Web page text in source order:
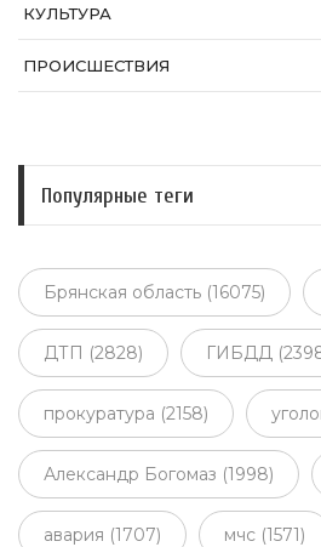
КУЛЬТУРА
ПРОИСШЕСТВИЯ
Популярные теги
Брянская область (16075)
ДТП (2828) ГИБДД
прокуратура (2158)
Александр Богомаз (1998)
авария (1707) мчс (1571)